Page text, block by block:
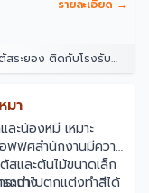
รายละเอียด →
ท่าประดู่ อำเภอเมืองระยอง ระยอง 21000
มา
ละน้องหมี เหมาะ
ฟฟิศสำนักงานมีความ
ะถาง
สและต้นไม้ขนาดเล็ก
ถนำไปตกแต่งทำสีได้